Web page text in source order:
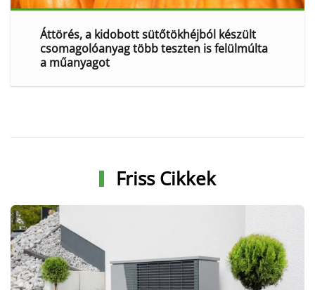
Áttörés, a kidobott sütőtökhéjból készült
csomagolóanyag több teszten is felülmúlta
a műanyagot
Friss Cikkek